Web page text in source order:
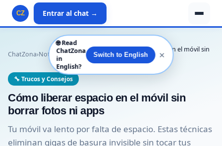
CZ Entrar al chat →
ChatZona›Noticias›
Trucos y
Consejos
›
Cómo liberar espacio en el móvil sin
borrar fotos…
🔧 Trucos y Consejos
Cómo liberar espacio en el móvil sin
borrar fotos ni apps
Tu móvil va lento por falta de espacio. Estas técnicas
eliminan gigas de basura invisible sin tocar tus
🌐 Read
ChatZona
in
English?
Switch to English ✕